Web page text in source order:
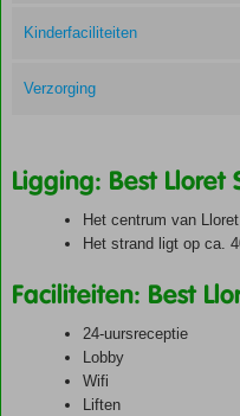
Kinderfaciliteiten
Verzorging
Ligging: Best Lloret
Het centrum van
Het strand ligt op ca.
Faciliteiten: Best
24-uursreceptie
Lobby
Wifi
Liften